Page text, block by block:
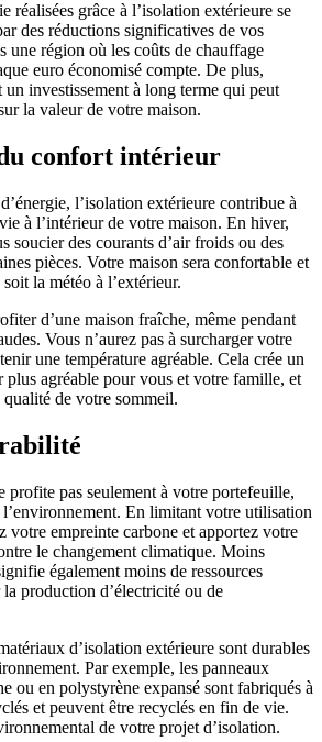
réalisées grâce à l’isolation extérieure se
des réductions significatives de vos
une région où les coûts de chauffage
euro économisé compte. De plus,
un investissement à long terme qui peut
la valeur de votre maison.
confort intérieur
l’isolation extérieure contribue à
à l’intérieur de votre maison. En hiver,
soucier des courants d’air froids ou des
pièces. Votre maison sera confortable et
la météo à l’extérieur.
d’une maison fraîche, même pendant
Vous n’aurez pas à surcharger votre
une température agréable. Cela crée un
agréable pour vous et votre famille, et
de votre sommeil.
profite pas seulement à votre portefeuille,
En limitant votre utilisation
votre empreinte carbone et apportez votre
le changement climatique. Moins
également moins de ressources
production d’électricité ou de
d’isolation extérieure sont durables
Par exemple, les panneaux
ou en polystyrène expansé sont fabriqués à
et peuvent être recyclés en fin de vie.
de votre projet d’isolation.